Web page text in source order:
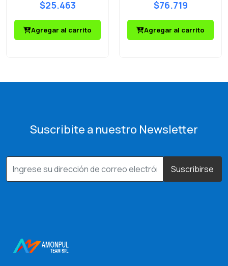
$25.463
Agregar al carrito
$76.719
Agregar al carrito
Suscribite a nuestro Newsletter
Suscribirse